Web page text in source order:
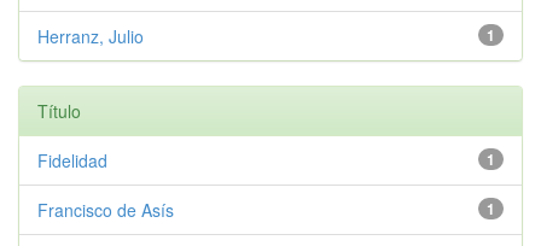
1
Herranz, Julio
Título
1
Fidelidad
1
Francisco de Asís